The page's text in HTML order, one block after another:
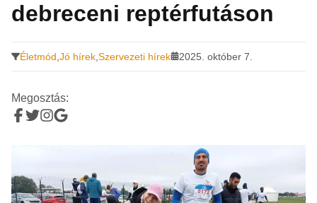
debreceni reptérfutáson
Életmód Jó hírek Szervezeti hírek 2025. október 7.
Megosztás: